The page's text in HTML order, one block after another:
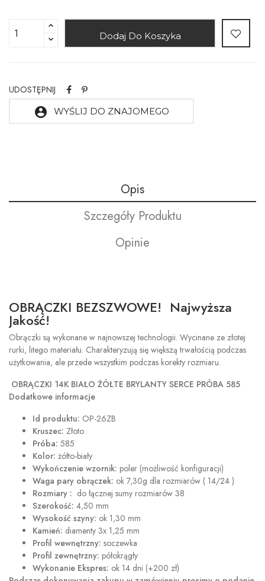
Dodaj Do Koszyka
UDOSTĘPNIJ
account_circle WYŚLIJ DO ZNAJOMEGO
Opis
Szczegóły Produktu
Opinie
OBRĄCZKI BEZSZWOWE! Najwyższa
Jakość!
Obrączki są wykonane w najnowszej technologii. Wycinane ze złotej
rurki, litego materiału. Charakteryzują się większą trwałością podczas
użytkowania, ale przede wszystkim podczas korekty rozmiaru.
OBRĄCZKI 14K BIAŁO ŻÓŁTE BRYLANTY SERCE PRÓBA 585
Dodatkowe informacje
Id produktu: OP-26ZB
Kruszec: Złoto
Próba: 585
Kolor: żółto-biały
Wykończenie wzornik: poler (możliwość konfiguracji)
Waga pary obrączek: ok 7,30g dla rozmiarów ( 14/24 )
Rozmiary : do łącznej sumy rozmiarów 38
Szerokość: 4,50 mm
Wysokość szyny: ok 1,30 mm
Kamień: diamenty 3x 1,25 mm
Profil wewnętrzny: soczewka
Profil zewnętrzny: półokrągły
Wykonanie Ekspres: ok 14 dni (+200 zł)